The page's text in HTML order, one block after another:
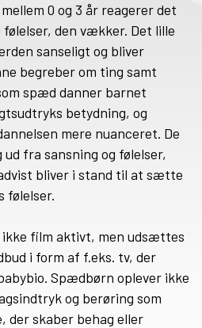
0 og 3 år reagerer det
den vækker. Det lille
sanseligt og bliver
begreber om ting samt
spæd danner barnet
betydning, og
mere nuanceret. De
fra sansning og følelser,
bliver i stand til at sætte
følelser.
film aktivt, men udsættes
i form af f.eks. tv, der
Spædbørn oplever ikke
og berøring som
der skaber behag eller